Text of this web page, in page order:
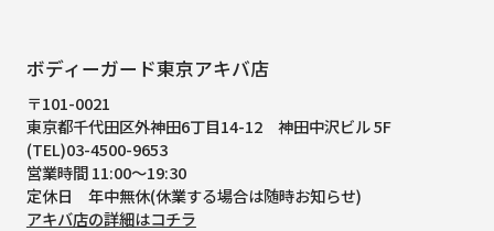
ボディーガード東京アキバ店
〒101-0021
東京都千代田区外神田6丁目14-12 神田中沢ビル 5F
(TEL)03-4500-9653
営業時間 11:00～19:30
定休日 年中無休(休業する場合は随時お知らせ)
アキバ店の詳細はコチラ